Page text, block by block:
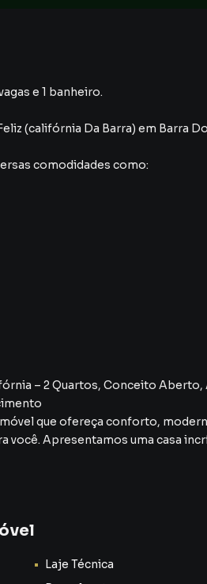
e 1 banheiro.
(califórnia Da Barra) em Barra
comodidades como:
– 2 Quartos, Conceito
que ofereça conforto,
você. Apresentamos uma casa
acolhedor, funcional e com
lugares mais promissores.
o tipo de região que, além de
Laje Técnica